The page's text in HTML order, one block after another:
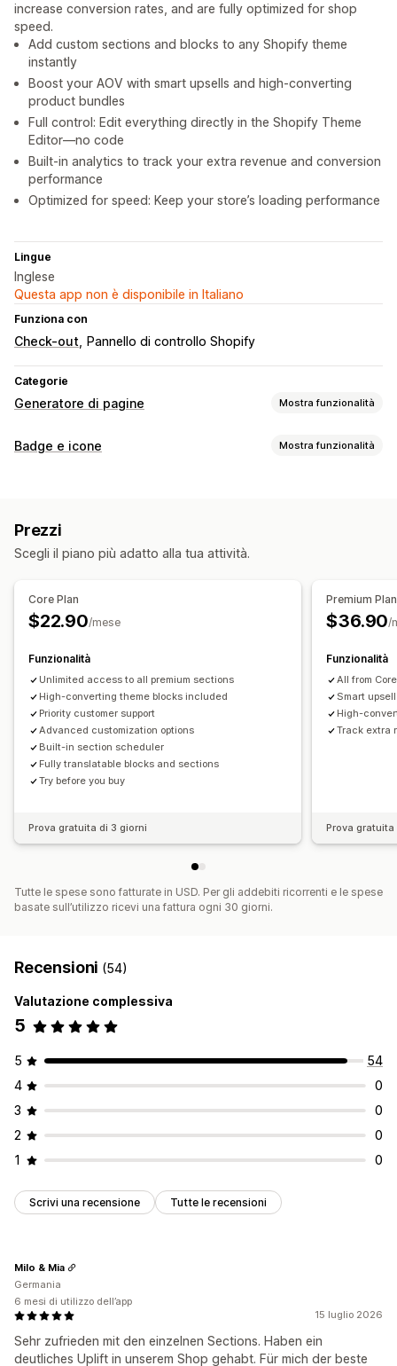
increase conversion rates, and are fully optimized for shop
speed.
Add custom sections and blocks to any Shopify theme
instantly
Boost your AOV with smart upsells and high-converting
product bundles
Full control: Edit everything directly in the Shopify Theme
Editor—no code
Built-in analytics to track your extra revenue and conversion
performance
Optimized for speed: Keep your store’s loading performance
Lingue
Inglese
Questa app non è disponibile in Italiano
Funziona con
Check-out Pannello di controllo Shopify
Categorie
Generatore di pagine Mostra funzionalità
Tipi di pagine
Gestione pagine
Strumento Editor
Elementi Sezioni globali
Badge e icone Mostra funzionalità
Banner di vendita
Dimensioni
Homepage Landing page Pagine dei prodotti
Prezzi
Scegli il piano più adatto alla tua attività.
Core Plan
$22.90/mese
Funzionalità
Unlimited access to all premium sections
High-converting theme blocks included
Priority customer support
Advanced customization options
Built-in section scheduler
Fully translatable blocks and sections
Try before you buy
Prova gratuita di 3 giorni
Premium Plan
$36.90/
Funzionalità
All from
Smart
High-
Track extra
Prova
Tutte le spese sono fatturate in USD. Per gli addebiti ricorrenti e le spese
basate sull’utilizzo ricevi una fattura ogni 30 giorni.
Recensioni (54)
Valutazione complessiva
5
5
54
4
0
3
0
2
0
1
0
Scrivi una recensione Tutte le recensioni
15 luglio 2026
Sehr zufrieden mit den einzelnen Sections. Haben ein
deutliches Uplift in unserem Shop gehabt. Für mich der beste
Milo & Mia
Germania
6 mesi di utilizzo dell’app